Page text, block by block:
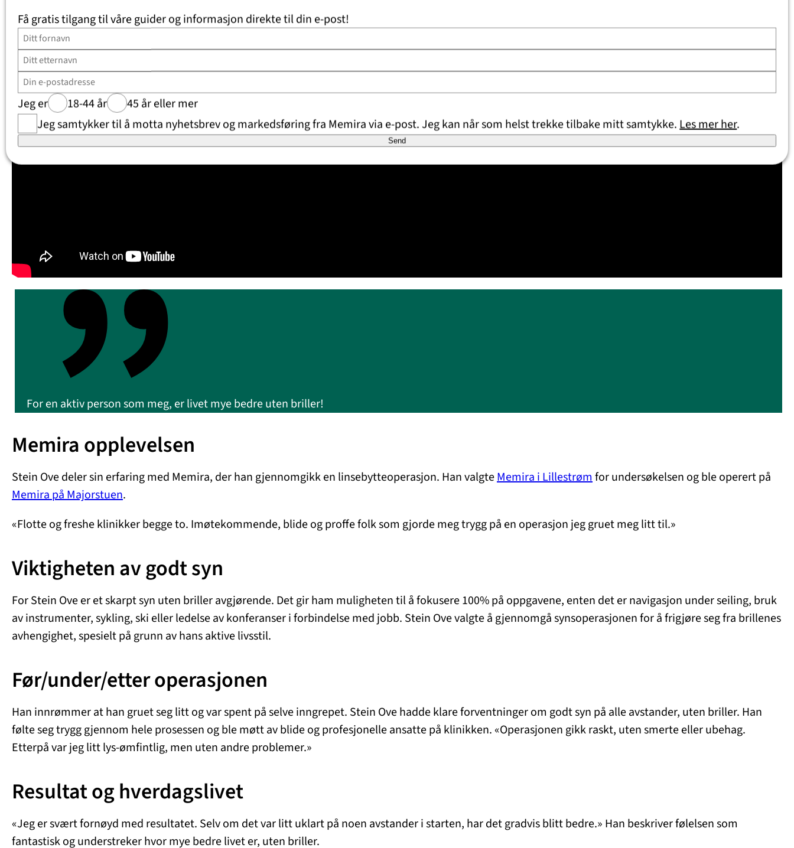
For en aktiv person som meg, er livet mye bedre uten briller!
Memira opplevelsen
Stein Ove deler sin erfaring med Memira, der han gjennomgikk en linsebytteoperasjon. Han valgteMemira i Lillestrøm for undersøkelsen og ble operert på
Memira på Majorstuen.
«Flotte og freshe klinikker begge to. Imøtekommende, blide og proffe folk som gjorde meg trygg på en operasjon jeg gruet meg litt til.»
Viktigheten av godt syn
For Stein Ove er et skarpt syn uten briller avgjørende. Det gir ham muligheten til å fokusere 100% på oppgavene, enten det er navigasjon under seiling, bruk
av instrumenter, sykling, ski eller ledelse av konferanser i forbindelse med jobb. Stein Ove valgte å gjennomgå synsoperasjonen for å frigjøre seg fra brillenes
avhengighet, spesielt på grunn av hans aktive livsstil.
Før/under/etter operasjonen
Han innrømmer at han gruet seg litt og var spent på selve inngrepet. Stein Ove hadde klare forventninger om godt syn på alle avstander, uten briller. Han
følte seg trygg gjennom hele prosessen og ble møtt av blide og profesjonelle ansatte på klinikken. «Operasjonen gikk raskt, uten smerte eller ubehag.
Etterpå var jeg litt lys-ømfintlig, men uten andre problemer.»
Resultat og hverdagslivet
«Jeg er svært fornøyd med resultatet. Selv om det var litt uklart på noen avstander i starten, har det gradvis blitt bedre.» Han beskriver følelsen som
fantastisk og understreker hvor mye bedre livet er, uten briller.
Få gratis tilgang til våre guider og informasjon direkte til din e-post!
Jeg er 18-44 år
45 år eller mer
Jeg samtykker til å motta nyhetsbrev og markedsføring fra Memira via e-post. Jeg kan når som helst trekke tilbake mitt samtykke.Les mer her.
Send